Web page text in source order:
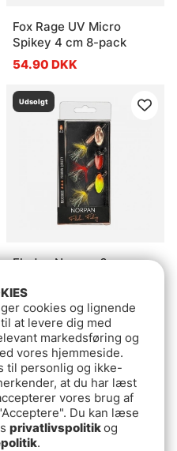
Fox Rage UV Micro
Spikey 4 cm 8-pack
54.90 DKK
Udsolgt
Fladen Norpan 6g
64.90 DKK
Udsolgt
cookies og lignende
at levere dig med
markedsføring og
vores hjemmeside.
til personlig og ikke-
at du har læst
vores brug af
Du kan læse
privatlivspolitikog
.